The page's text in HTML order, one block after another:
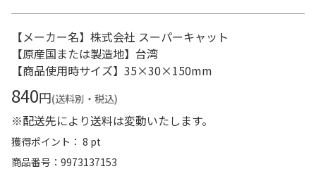
【メーカー名】株式会社 スーパーキャット
【原産国または製造地】台湾
【商品使用時サイズ】35×30×150mm
840円(送料別・税込)
※配送先により送料は変動いたします。
獲得ポイント： 8 pt
商品番号
9973137153